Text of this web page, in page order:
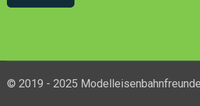
© 2019 - 2025